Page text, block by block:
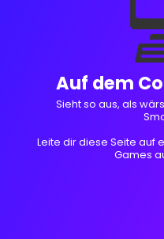
Auf dem
Sieht so aus, als
Leite dir diese Seite auf
Games